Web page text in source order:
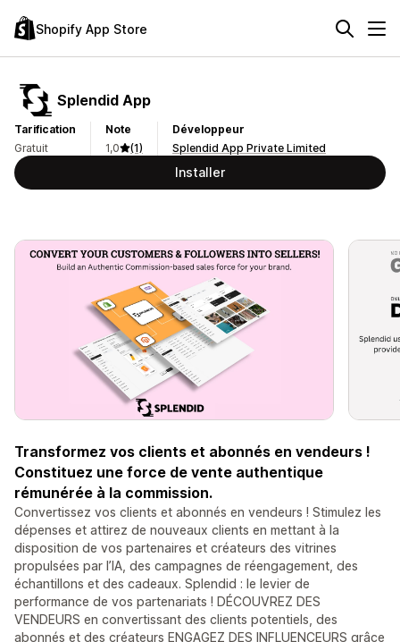
Shopify App Store
Splendid App
Tarification
Gratuit
Note
1,0
(1)
Développeur
Splendid App Private Limited
Installer
Transformez vos clients et abonnés en vendeurs !
Constituez une force de vente authentique
rémunérée à la commission.
Convertissez vos clients et abonnés en vendeurs ! Stimulez les
dépenses et attirez de nouveaux clients en mettant à la
disposition de vos partenaires et créateurs des vitrines
propulsées par l’IA, des campagnes de réengagement, des
échantillons et des cadeaux. Splendid : le levier de
performance de vos partenariats ! DÉCOUVREZ DES
VENDEURS en convertissant des clients potentiels, des
abonnés et des créateurs ENGAGEZ DES INFLUENCEURS grâce